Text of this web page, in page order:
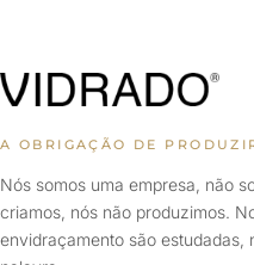
A OBRIGAÇÃO DE
Nós somos uma empresa, não
criamos, nós não produzimos.
envidraçamento são estudadas,